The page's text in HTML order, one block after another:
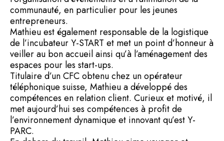
communauté, en particulier pour les jeunes
entrepreneurs.
Mathieu est également responsable de la logistique
de l’incubateur Y-START et met un point d’honneur à
veiller au bon accueil ainsi qu’à l’aménagement des
espaces pour les start-ups.
Titulaire d’un CFC obtenu chez un opérateur
téléphonique suisse, Mathieu a développé des
compétences en relation client. Curieux et motivé, il
met aujourd’hui ses compétences à profit de
l’environnement dynamique et innovant qu’est Y-
PARC.